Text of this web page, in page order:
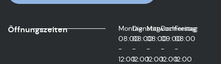
Öffnungszeiten
Montag
08:00
-
12:00
Dienstag
08:00
-
12:00
Mittwoch
08:00
-
12:00
Donnerstag
09:00
-
12:00
Freitag
08:00
-
12:00